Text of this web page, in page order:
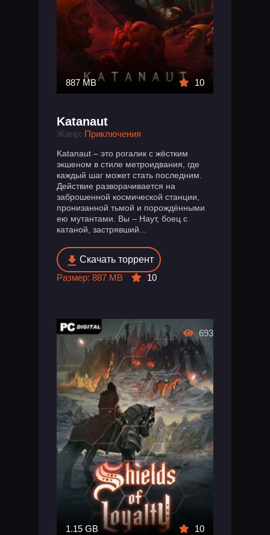
887 MB 10
Katanaut
Жанр: Приключения
Katanaut – это рогалик с жёстким
экшеном в стиле метроидвания, где
каждый шаг может стать последним.
Действие разворачивается на
заброшенной космической станции,
пронизанной тьмой и порождёнными
ею мутантами. Вы – Наут, боец с
катаной, застрявший...
Скачать торрент
Размер: 887 MB
10
1.15 GB 10
693